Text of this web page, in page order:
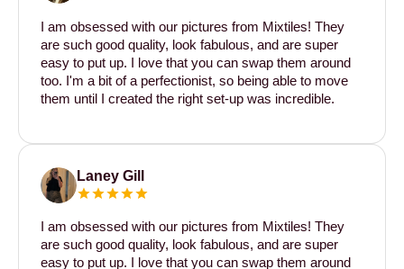
I am obsessed with our pictures from Mixtiles! They
are such good quality, look fabulous, and are super
easy to put up. I love that you can swap them around
too. I'm a bit of a perfectionist, so being able to move
them until I created the right set-up was incredible.
Laney Gill
I am obsessed with our pictures from Mixtiles! They
are such good quality, look fabulous, and are super
easy to put up. I love that you can swap them around